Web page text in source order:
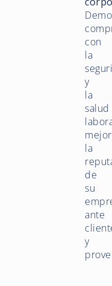
con
la
y
la
salud
la
de
su
ante
y